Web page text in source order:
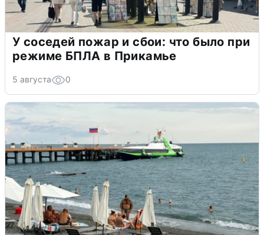
У соседей пожар и сбои: что было при
режиме БПЛА в Прикамье
5 августа 0